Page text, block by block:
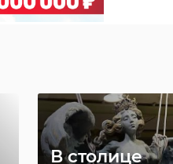
В столице